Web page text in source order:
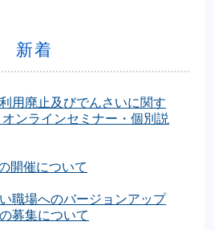
新着
用廃止及びでんさいに関す
ンラインセミナー・個別説
開催について
職場へのバージョンアップ
募集について